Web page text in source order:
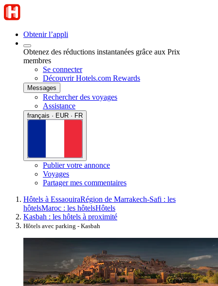
Obtenir l’appli
Obtenez des réductions instantanées grâce aux Prix
membres
Se connecter
Découvrir Hotels.com Rewards
Messages
Rechercher des voyages
Assistance
français · EUR · FR
Publier votre annonce
Voyages
Partager mes commentaires
Hôtels à EssaouiraRégion de Marrakech-Safi : les
hôtelsMaroc : les hôtelsHôtels
Kasbah : les hôtels à proximité
Hôtels avec parking - Kasbah